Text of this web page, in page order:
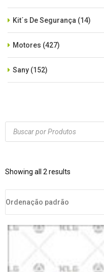
Kit´s De Segurança (14)
Motores (427)
Sany (152)
Zoomlion(84)
Products
search
Showing all 2 results